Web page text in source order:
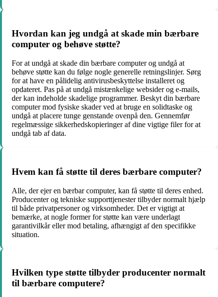
Hvordan kan jeg undgå at skade min bærbare
computer og behøve støtte?
For at undgå at skade din bærbare computer og undgå at
behøve støtte kan du følge nogle generelle retningslinjer. Sørg
for at have en pålidelig antivirusbeskyttelse installeret og
opdateret. Pas på at undgå mistænkelige websider og e-mails,
der kan indeholde skadelige programmer. Beskyt din bærbare
computer mod fysiske skader ved at bruge en solidtaske og
undgå at placere tunge genstande ovenpå den. Gennemfør
regelmæssige sikkerhedskopieringer af dine vigtige filer for at
undgå tab af data.
Hvem kan få støtte til deres bærbare computer?
Alle, der ejer en bærbar computer, kan få støtte til deres enhed.
Producenter og tekniske supporttjenester tilbyder normalt hjælp
til både privatpersoner og virksomheder. Det er vigtigt at
bemærke, at nogle former for støtte kan være underlagt
garantivilkår eller mod betaling, afhængigt af den specifikke
situation.
Hvilken type støtte tilbyder producenter normalt
til bærbare computere?